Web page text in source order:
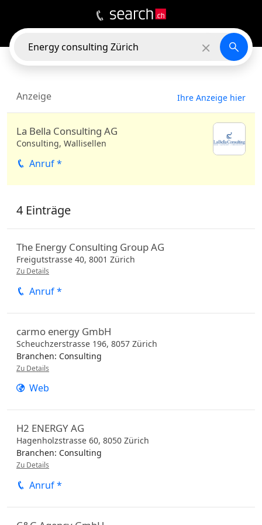
Ihre Anzeige hier
Anzeige
La Bella Consulting AG
Consulting, Wallisellen
Anruf *
4 Einträge
The Energy Consulting Group AG
Freigutstrasse 40, 8001 Zürich
Zu Details
Anruf *
carmo energy GmbH
Scheuchzerstrasse 196, 8057 Zürich
Branchen: Consulting
Zu Details
Web
H2 ENERGY AG
Hagenholzstrasse 60, 8050 Zürich
Branchen: Consulting
Zu Details
Anruf *